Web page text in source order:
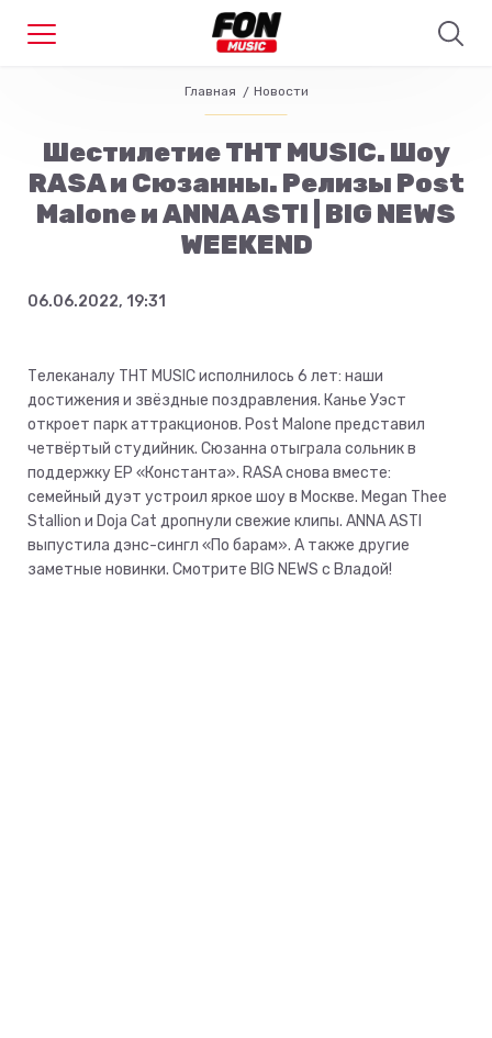
Главная Новости
Шестилетие ТНТ MUSIC. Шоу
RASA и Сюзанны. Релизы Post
Malone и ANNA ASTI | BIG NEWS
WEEKEND
06.06.2022, 19:31
Телеканалу ТНТ MUSIC исполнилось 6 лет: наши
достижения и звёздные поздравления. Канье Уэст
откроет парк аттракционов. Post Malone представил
четвёртый студийник. Сюзанна отыграла сольник в
поддержку EP «Константа». RASA снова вместе:
семейный дуэт устроил яркое шоу в Москве. Megan Thee
Stallion и Doja Cat дропнули свежие клипы. ANNA ASTI
выпустила дэнс-сингл «По барам». А также другие
заметные новинки. Смотрите BIG NEWS с Владой!